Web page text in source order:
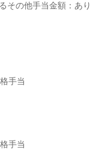
その他手当金額：あり
手当
手当